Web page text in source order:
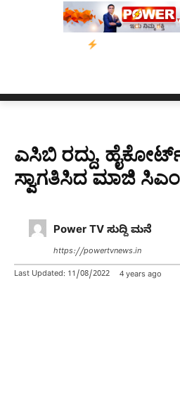
ನ್ಯೂಸ್ ಕಾರ್ಪ್‌ಗೆ ಎಐಯಿಂದ
ಎಸಿಬಿ ರದ್ದು,
ಸ್ವಾಗತಿಸಿದ ಮಾಜಿ
Power TV ಸುದ್ದಿ ಮನೆ
https://powertvnews.in
Last Updated: 11/08/2022 4 years ago